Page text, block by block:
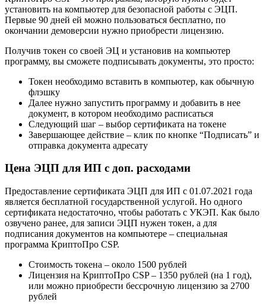
установить на компьютер для безопасной работы с ЭЦП.
Первые 90 дней ей можно пользоваться бесплатно, по
окончании демоверсии нужно приобрести лицензию.
Получив токен со своей ЭЦ и установив на компьютер
программу, вы сможете подписывать документы, это просто:
Токен необходимо вставить в компьютер, как обычную
флэшку
Далее нужно запустить программу и добавить в нее
документ, в котором необходимо расписаться
Следующий шаг – выбор сертификата на токене
Завершающее действие – клик по кнопке “Подписать” и
отправка документа адресату
Цена ЭЦП для ИП с доп. расходами
Предоставление сертификата ЭЦП для ИП с 01.07.2021 года
является бесплатной государственной услугой. Но одного
сертификата недостаточно, чтобы работать с УКЭП. Как было
озвучено ранее, для записи ЭЦП нужен токен, а для
подписания документов на компьютере – специальная
программа КриптоПро CSP.
Стоимость токена – около 1500 рублей
Лицензия на КриптоПро CSP – 1350 рублей (на 1 год),
или можно приобрести бессрочную лицензию за 2700
рублей